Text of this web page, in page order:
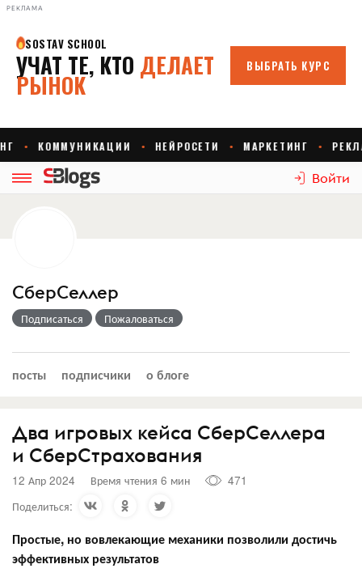
РЕКЛАМА
Войти
СберСеллер
Подписаться Пожаловаться
посты подписчики о блоге
Два игровых кейса СберСеллера
и СберСтрахования
12 Апр 2024 Время чтения 6 мин
471
Поделиться:
Простые, но вовлекающие механики позволили достичь
эффективных результатов